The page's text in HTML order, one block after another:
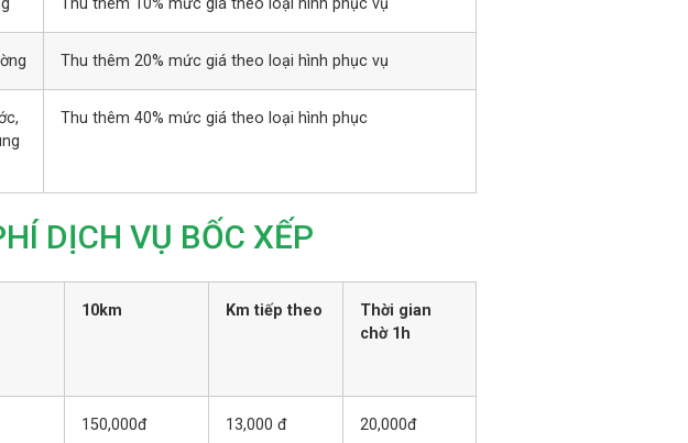
Thu thêm 10% mức giá theo loại hình phục vụ
Thu thêm 20% mức giá theo loại hình phục vụ
Thu thêm 40% mức giá theo loại hình phục
DỊCH VỤ BỐC XẾP
10km Km tiếp theo
Thời gian
chờ 1h
150,000đ 13,000 đ 20,000đ